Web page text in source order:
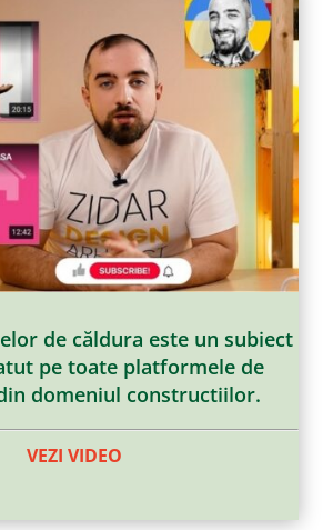
de căldura este un subiect
pe toate platformele de
domeniul constructiilor.
VEZI VIDEO